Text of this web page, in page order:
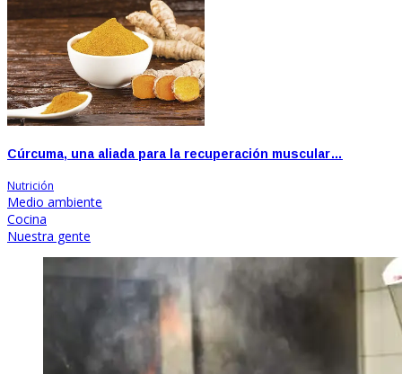
Cúrcuma, una aliada para la recuperación muscular…
Nutrición
Medio ambiente
Cocina
Nuestra gente